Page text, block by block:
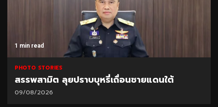
1 min read
PHOTO STORIES
สรรพสามิต ลุยปราบบุหรี่เถื่อนชายแดนใต้
09/08/2026